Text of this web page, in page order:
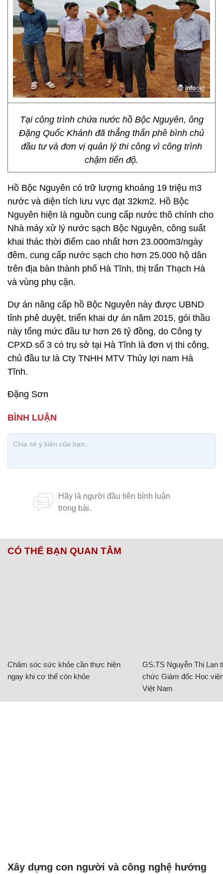
Tại công trình chứa nước hồ Bộc Nguyên, ông
Đặng Quốc Khánh đã thẳng thắn phê bình chủ
đầu tư và đơn vị quản lý thi công vì công trình
chậm tiến độ.
Hồ Bộc Nguyên có trữ lượng khoảng 19 triệu m3
nước và diện tích lưu vực đạt 32km2. Hồ Bộc
Nguyên hiện là nguồn cung cấp nước thô chính cho
Nhà máy xử lý nước sạch Bộc Nguyên, công suất
khai thác thời điểm cao nhất hơn 23.000m3/ngày
đêm, cung cấp nước sạch cho hơn 25.000 hộ dân
trên địa bàn thành phố Hà Tĩnh, thị trấn Thạch Hà
và vùng phụ cận.
Dự án nâng cấp hồ Bộc Nguyên này được UBND
tỉnh phê duyệt, triển khai dự án năm 2015, gói thầu
này tổng mức đầu tư hơn 26 tỷ đồng, do Công ty
CPXD số 3 có trụ sở tại Hà Tĩnh là đơn vị thi công,
chủ đầu tư là Cty TNHH MTV Thủy lợi nam Hà
Tĩnh.
Đặng Sơn
CÓ THỂ BẠN QUAN TÂM
Chăm sóc sức khỏe cần thực hiện
ngay khi cơ thể còn khỏe
GS.TS Nguyễn Thị Lan
chức Giám đốc Học
Việt Nam
Xây dựng con người và công nghệ hướng